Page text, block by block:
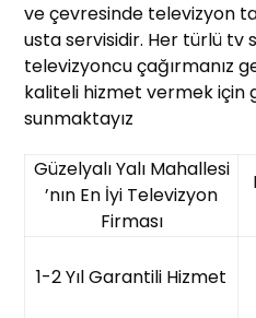
ve çevresinde televizyon
usta servisidir. Her türlü tv
televizyoncu çağırmanız
kaliteli hizmet vermek için
sunmaktayız
Güzelyalı Yalı Mahallesi
’nın En İyi Televizyon
Firması
1-2 Yıl Garantili Hizmet